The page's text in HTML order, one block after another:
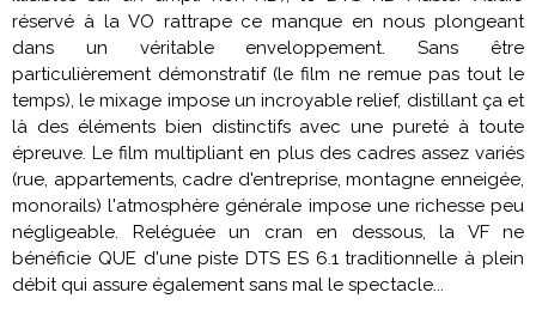
réservé à la VO rattrape ce manque en nous plongeant
dans un véritable enveloppement. Sans être
particulièrement démonstratif (le film ne remue pas tout le
temps), le mixage impose un incroyable relief, distillant ça et
là des éléments bien distinctifs avec une pureté à toute
épreuve. Le film multipliant en plus des cadres assez variés
(rue, appartements, cadre d'entreprise, montagne enneigée,
monorails) l'atmosphère générale impose une richesse peu
négligeable. Reléguée un cran en dessous, la VF ne
bénéficie QUE d'une piste DTS ES 6.1 traditionnelle à plein
débit qui assure également sans mal le spectacle...